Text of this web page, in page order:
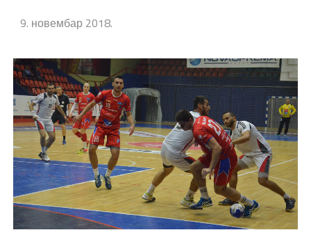
9. новембар 2018.